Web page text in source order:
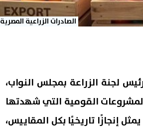
الصادرات الزراعية المصرية
لجنة الزراعة بمجلس النواب،
القومية التي شهدتها
إنجازًا تاريخيًا بكل المقاييس،